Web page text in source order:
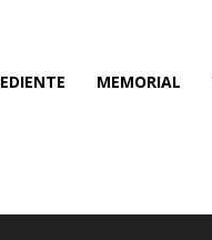
MEMORIAL